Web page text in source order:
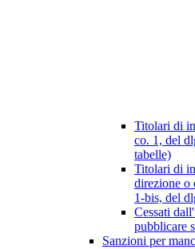
Titolari di
co. 1, del
tabelle)
Titolari di
direzione o
1-bis, del
Cessati
pubblicare
Sanzioni per